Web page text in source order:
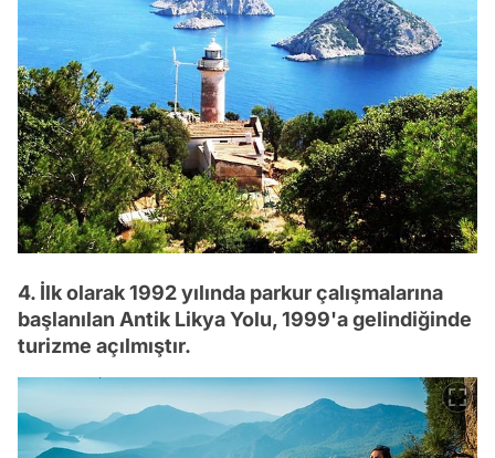
4. İlk olarak 1992 yılında parkur çalışmalarına
başlanılan Antik Likya Yolu, 1999'a gelindiğinde
turizme açılmıştır.